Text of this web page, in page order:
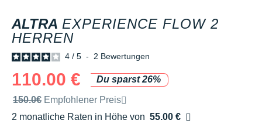
ALTRA EXPERIENCE FLOW 2
HERREN
4 / 5 - 2 Bewertungen
110.00 €
Du sparst 26%
Unverbindliche Preisempfehlung der Marke
150.0€ Empfohlener Preis
2 monatliche Raten in Höhe von 55.00 €
Ohne Zusatzkosten